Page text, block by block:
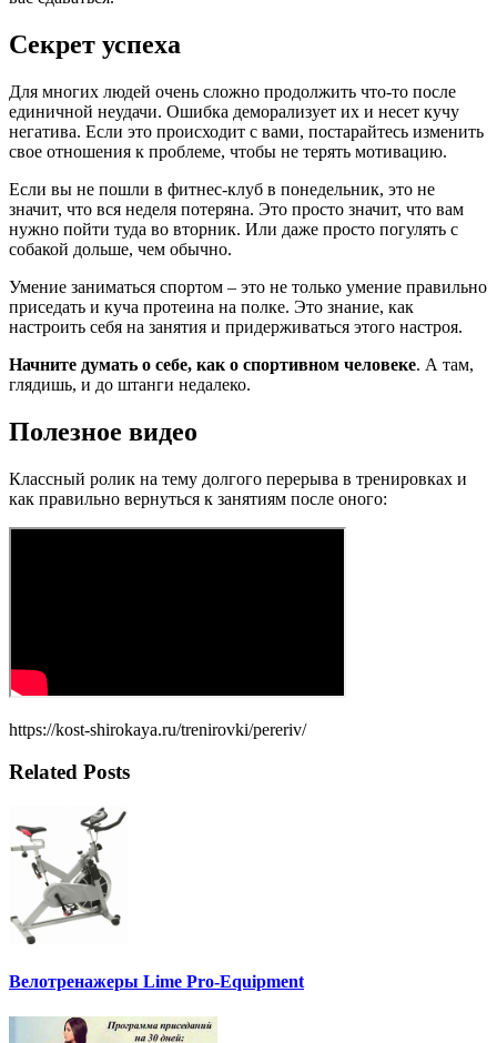
Секрет успеха
Для многих людей очень сложно продолжить что-то после
единичной неудачи. Ошибка деморализует их и несет кучу
негатива. Если это происходит с вами, постарайтесь изменить
свое отношения к проблеме, чтобы не терять мотивацию.
Если вы не пошли в фитнес-клуб в понедельник, это не
значит, что вся неделя потеряна. Это просто значит, что вам
нужно пойти туда во вторник. Или даже просто погулять с
собакой дольше, чем обычно.
Умение заниматься спортом – это не только умение правильно
приседать и куча протеина на полке. Это знание, как
настроить себя на занятия и придерживаться этого настроя.
Начните думать о себе, как о спортивном человеке. А там,
глядишь, и до штанги недалеко.
Полезное видео
Классный ролик на тему долгого перерыва в тренировках и
как правильно вернуться к занятиям после оного:
https://kost-shirokaya.ru/trenirovki/pereriv/
Related Posts
Велотренажеры Lime Pro-Equipment